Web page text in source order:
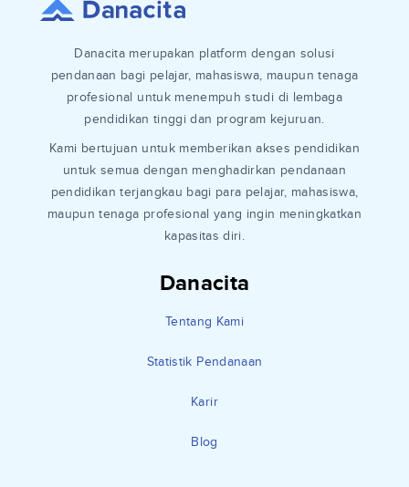
Danacita
Tentang Kami
Statistik Pendanaan
Karir
Blog
Danacita merupakan platform dengan solusi
pendanaan bagi pelajar, mahasiswa, maupun tenaga
profesional untuk menempuh studi di lembaga
pendidikan tinggi dan program kejuruan.
Kami bertujuan untuk memberikan akses pendidikan
untuk semua dengan menghadirkan pendanaan
pendidikan terjangkau bagi para pelajar, mahasiswa,
maupun tenaga profesional yang ingin meningkatkan
kapasitas diri.